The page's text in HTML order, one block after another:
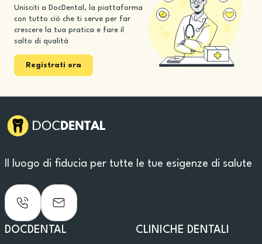
Unisciti a DocDental, la piattaforma
con tutto ciò che ti serve per far
crescere la tua pratica e fare il
salto di qualità
Registrati ora
Il luogo di fiducia per tutte le tue esigenze di salute
DOCDENTAL CLINICHE DENTALI